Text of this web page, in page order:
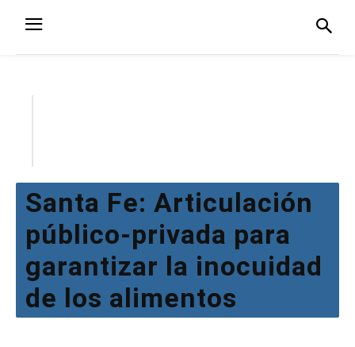
Santa Fe: Articulación
público-privada para
garantizar la inocuidad
de los alimentos